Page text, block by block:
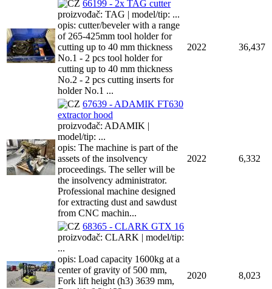
66199 - 2x TAG cutter
proizvođač: TAG | model/tip: ...
opis: cutter/beveler with a range
of 265-425mm tool holder for
cutting up to 40 mm thickness
No.1 - 2 pcs tool holder for
cutting up to 40 mm thickness
No.2 - 2 pcs cutting inserts for
holder No.1 ...
2022 36,437
67639 - ADAMIK FT630
extractor hood
proizvođač: ADAMIK |
model/tip: ...
opis: The machine is part of the
assets of the insolvency
proceedings. The seller will be
the insolvency administrator.
Professional machine designed
for extracting dust and sawdust
from CNC machin...
2022 6,332
68365 - CLARK GTX 16
proizvođač: CLARK | model/tip:
...
opis: Load capacity 1600kg at a
center of gravity of 500 mm,
Fork lift height (h3) 3639 mm,
2020 8,023